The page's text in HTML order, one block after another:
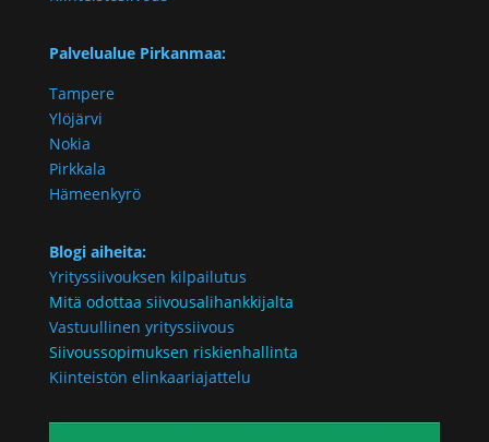
Palvelualue Pirkanmaa:
Tampere
Ylöjärvi
Nokia
Pirkkala
Hämeenkyrö
Blogi aiheita:
Yrityssiivouksen kilpailutus
Mitä odottaa siivousalihankkijalta
Vastuullinen yrityssiivous
Siivoussopimuksen riskienhallinta
Kiinteistön elinkaariajattelu